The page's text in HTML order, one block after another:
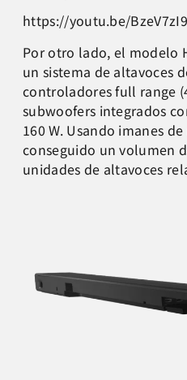
https://youtu.be/
Por otro lado, el modelo
un sistema de altavoces
controladores full range
subwoofers integrados
160 W. Usando imanes
conseguido un volumen
unidades de altavoces